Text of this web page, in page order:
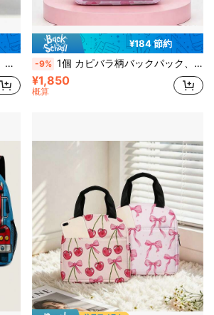
¥184 節約
-9% 1個 カピバラ柄バックパック、カレッジスタイル カラーブロックデザイン、ジッパー開閉、軽量学生バッグ、女の子/学生/卒業生向け、カジュアルな日常使用、日常、旅行、学校、新学期シーズンに適しています
¥1,850
概算